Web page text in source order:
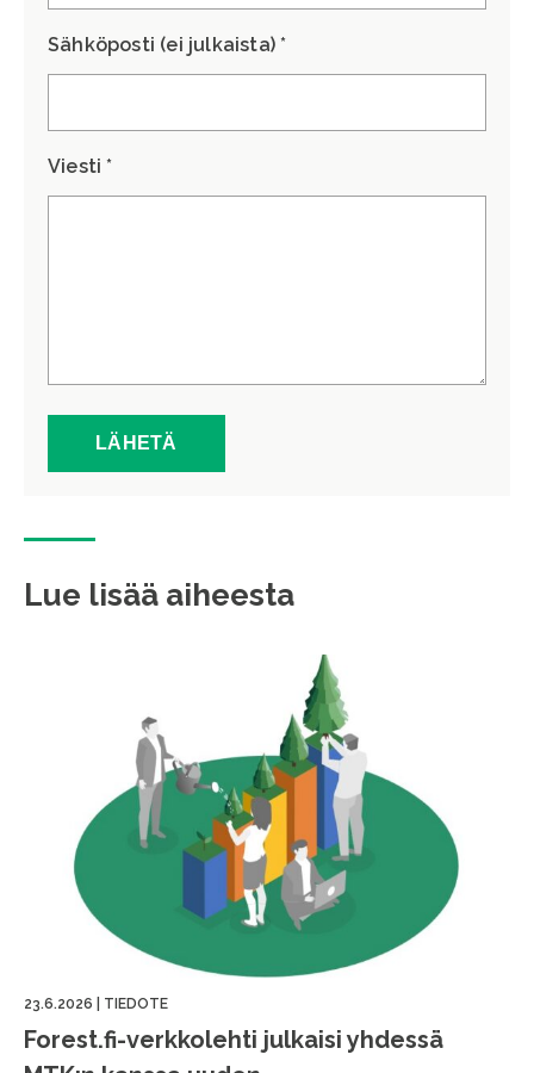
Sähköposti (ei julkaista) *
Viesti *
Lue lisää aiheesta
23.6.2026 TIEDOTE
Forest.fi-verkkolehti julkaisi yhdessä